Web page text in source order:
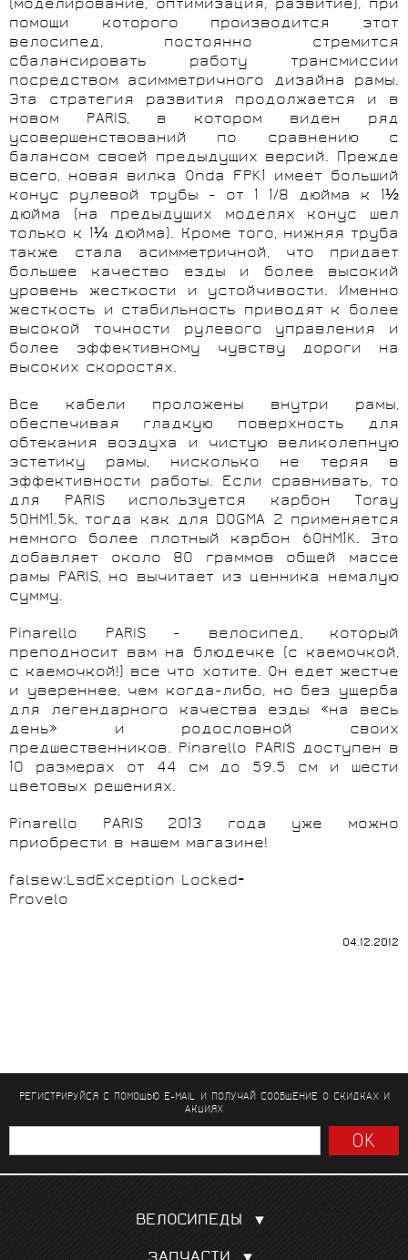
(моделирование, оптимизация, развитие), при
помощи которого производится этот
велосипед, постоянно стремится
сбалансировать работу трансмиссии
посредством асимметричного дизайна рамы.
Эта стратегия развития продолжается и в
новом PARIS, в котором виден ряд
усовершенствований по сравнению с
балансом своей предыдущих версий. Прежде
всего, новая вилка Onda FPK1 имеет больший
конус рулевой трубы - от 1 1/8 дюйма к 1½
дюйма (на предыдущих моделях конус шел
только к 1¼ дюйма). Кроме того, нижняя труба
также стала асимметричной, что придает
большее качество езды и более высокий
уровень жесткости и устойчивости. Именно
жесткость и стабильность приводят к более
высокой точности рулевого управления и
более эффективному чувству дороги на
высоких скоростях.
Все кабели проложены внутри рамы,
обеспечивая гладкую поверхность для
обтекания воздуха и чистую великолепную
эстетику рамы, нисколько не теряя в
эффективности работы. Если сравнивать, то
для PARISиспользуется карбон Toray
50HM1.5k, тогда как для DOGMA 2 применяется
немного более плотный карбон 60HM1K. Это
добавляет около 80 граммов общей массе
рамы PARIS, но вычитает из ценника немалую
сумму.
Pinarello PARIS- велосипед, который
преподносит вам на блюдечке (с каемочкой,
с каемочкой!) все что хотите. Он едет жестче
и увереннее, чем когда-либо, но без ущерба
для легендарного качества езды «на весь
день» и родословной своих
предшественников. Pinarello PARISдоступен в
10 размерах от 44 см до 59.5 см и шести
цветовых решениях.
Pinarello
PARIS2013 года уже можно
приобрести в нашем магазине!
falsew:LsdException Locked=
Provelo
04.12.2012
РЕГИСТРИРУЙСЯ С ПОМОЩЬЮ E-MAIL И ПОЛУЧАЙ СООБЩЕНИЕО СКИДКАХ И
АКЦИЯХ
ВЕЛОСИПЕДЫ
Шоссейные